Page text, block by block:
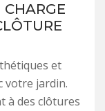
CHARGE
et
votre jardin.
à des clôtures